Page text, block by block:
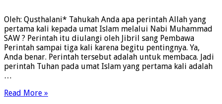
Oleh: Qusthalani* Tahukah Anda apa perintah Allah yang
pertama kali kepada umat Islam melalui Nabi Muhammad
SAW ? Perintah itu diulangi oleh Jibril sang Pembawa
Perintah sampai tiga kali karena begitu pentingnya. Ya,
Anda benar. Perintah tersebut adalah untuk membaca. Jadi
perintah Tuhan pada umat Islam yang pertama kali adalah
…
Read More »